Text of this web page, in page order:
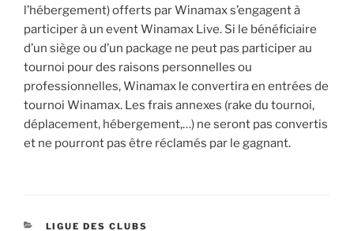
l’hébergement) offerts par Winamax s’engagent à
participer à un event Winamax Live. Si le bénéficiaire
d’un siège ou d’un package ne peut pas participer au
tournoi pour des raisons personnelles ou
professionnelles, Winamax le convertira en entrées de
tournoi Winamax. Les frais annexes (rake du tournoi,
déplacement, hébergement,…) ne seront pas convertis
et ne pourront pas être réclamés par le gagnant.
CATÉGORIES
LIGUE DES CLUBS